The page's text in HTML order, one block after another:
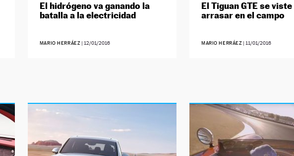
El hidrógeno va ganando la
batalla a la electricidad
MARIO HERRÁEZ |12/01/2016
El Tiguan GTE se
arrasar en el campo
MARIO HERRÁEZ |11/01/2016